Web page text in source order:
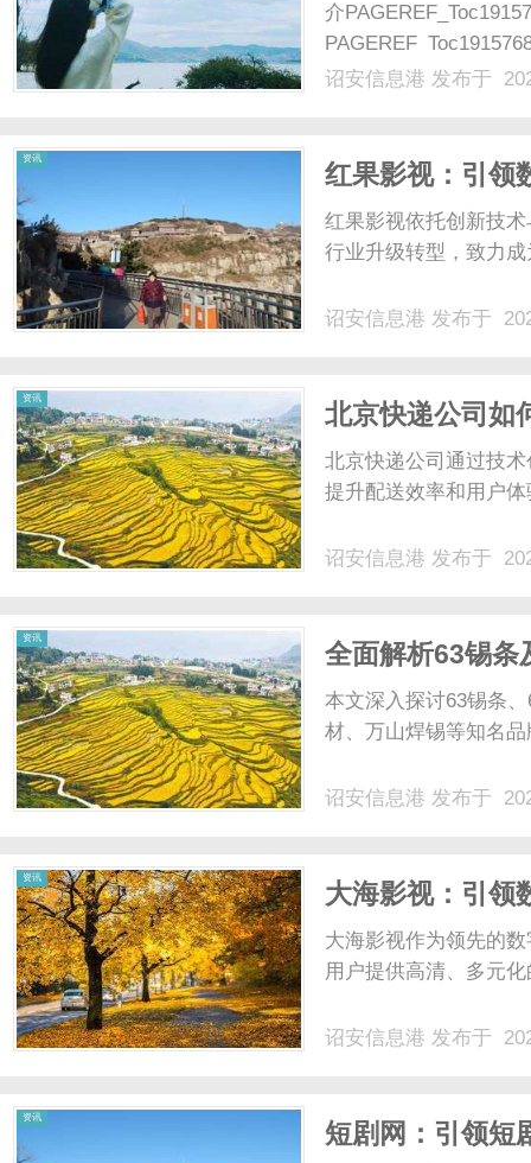
介
四、公司主要产品
诏安信息港 发布于
资讯
红果影视：引领
红果影视依托创新技
行业升级转型，致力
诏安信息港 发布于
资讯
北京快递公司如
北京快递公司通过技
提升配送效率和用户
诏安信息港 发布于
资讯
全面解析63锡条
用与优势
本文深入探讨63锡条
材、万山焊锡等知名
诏安信息港 发布于
资讯
大海影视：引领
大海影视作为领先的
用户提供高清、多元
诏安信息港 发布于
资讯
短剧网：引领短